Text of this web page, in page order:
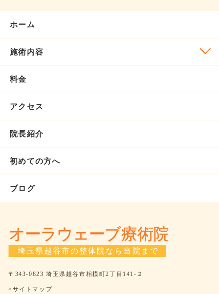
ホーム
施術内容
料金
アクセス
院長紹介
初めての方へ
ブログ
〒343-0823 埼玉県越谷市相模町2丁目141-２
>サイトマップ